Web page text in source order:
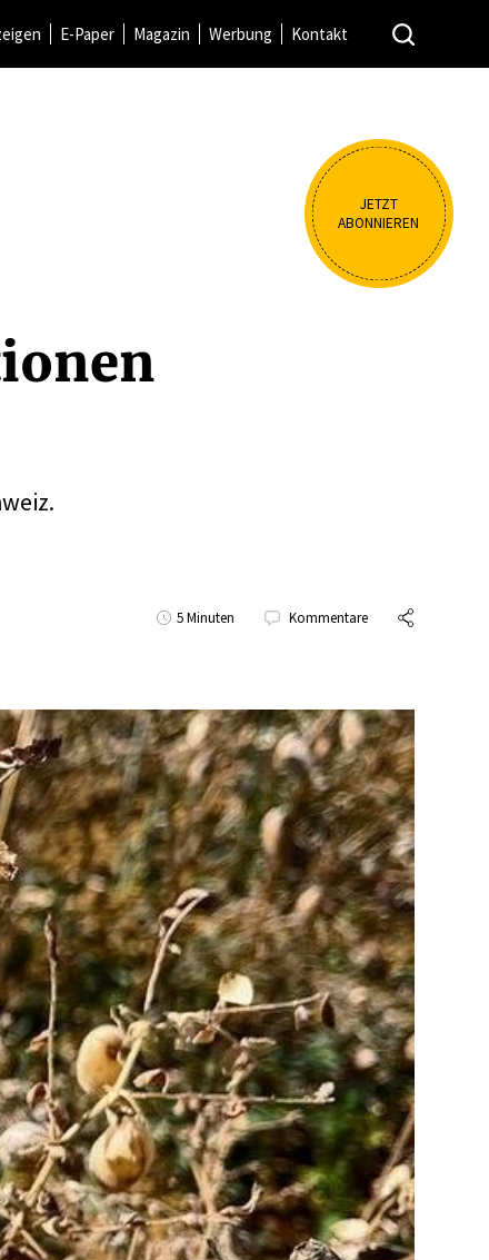
E-Paper Magazin Werbung Kontakt
JETZT
ABONNIEREN
5 Minuten Kommentare